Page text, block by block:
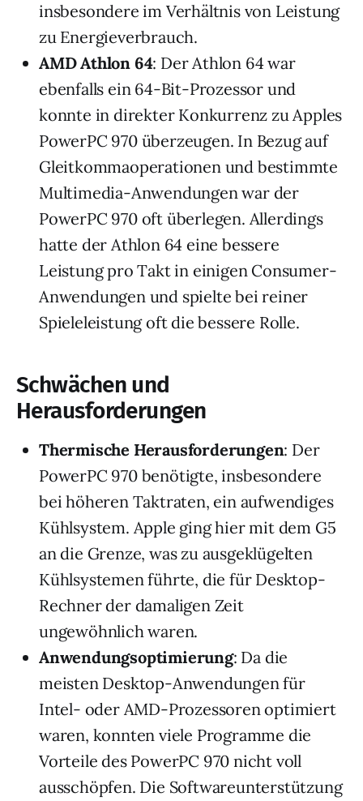
insbesondere im Verhältnis von Leistung
zu Energieverbrauch.
AMD Athlon 64: Der Athlon 64 war
ebenfalls ein 64-Bit-Prozessor und
konnte in direkter Konkurrenz zu Apples
PowerPC 970 überzeugen. In Bezug auf
Gleitkommaoperationen und bestimmte
Multimedia-Anwendungen war der
PowerPC 970 oft überlegen. Allerdings
hatte der Athlon 64 eine bessere
Leistung pro Takt in einigen Consumer-
Anwendungen und spielte bei reiner
Spieleleistung oft die bessere Rolle.
Schwächen und
Herausforderungen
Thermische Herausforderungen: Der
PowerPC 970 benötigte, insbesondere
bei höheren Taktraten, ein aufwendiges
Kühlsystem. Apple ging hier mit dem G5
an die Grenze, was zu ausgeklügelten
Kühlsystemen führte, die für Desktop-
Rechner der damaligen Zeit
ungewöhnlich waren.
Anwendungsoptimierung: Da die
meisten Desktop-Anwendungen für
Intel- oder AMD-Prozessoren optimiert
waren, konnten viele Programme die
Vorteile des PowerPC 970 nicht voll
ausschöpfen. Die Softwareunterstützung